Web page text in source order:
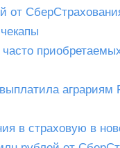
аграриям
в страховую в